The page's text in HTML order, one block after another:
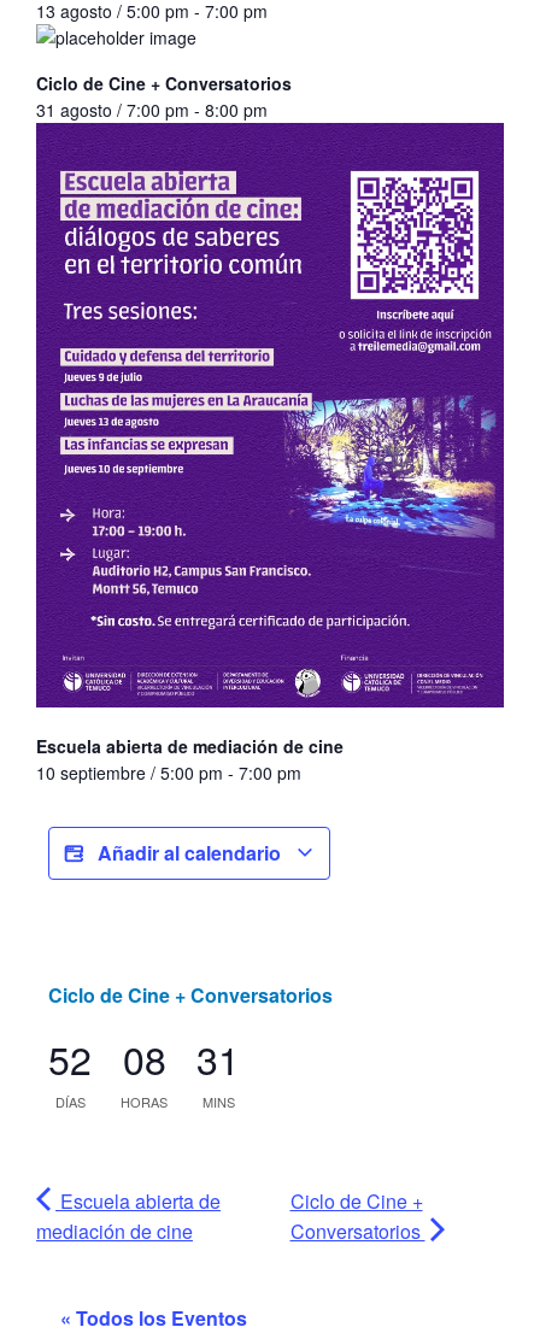
13 agosto / 5:00 pm - 7:00 pm
Ciclo de Cine + Conversatorios
31 agosto / 7:00 pm - 8:00 pm
Escuela abierta de mediación de cine
10 septiembre / 5:00 pm - 7:00 pm
Añadir al calendario
Ciclo de Cine + Conversatorios
52
DÍAS
08
HORAS
31
MINS
Escuela abierta de
mediación de cine
Ciclo de Cine +
Conversatorios
« Todos los Eventos